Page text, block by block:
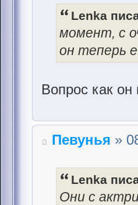
Lenka
момент, с
он теперь
Вопрос как
Певунья »
Lenka
Они с